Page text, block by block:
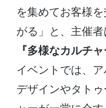
を集めてお客様
がる」と、主催者
『多様なカルチャ
イベントでは、
デザインやタト